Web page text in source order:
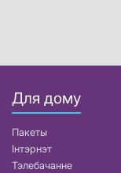
Для дому
Пакеты
Інтэрнэт
Тэлебачанне